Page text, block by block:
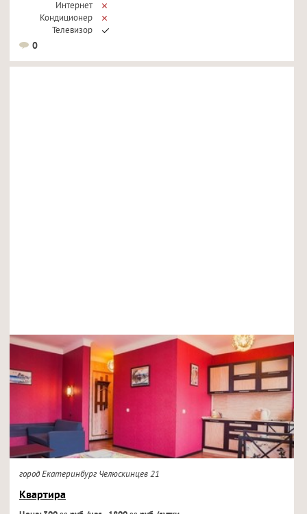
Интернет
Кондиционер
Телевизор
0
город Екатеринбург Челюскинцев 21
Квартира